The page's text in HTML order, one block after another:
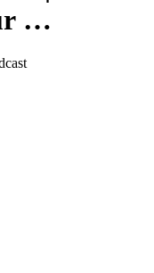
/ B2)